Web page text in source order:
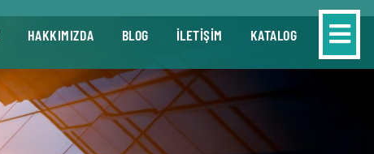
HAKKIMIZDA BLOG İLETİŞİM KATALOG